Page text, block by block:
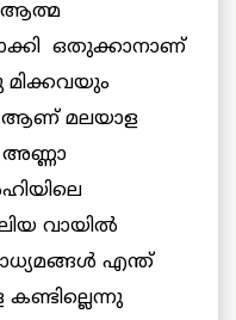
ആത്മ
ഒതുക്കാനാണ്
മിക്കവയും
ആണ് മലയാള
അണ്ണാ
വായില്‍
എന്ത്